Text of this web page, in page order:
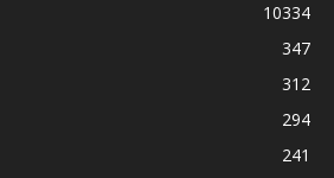
10334
347
312
294
241